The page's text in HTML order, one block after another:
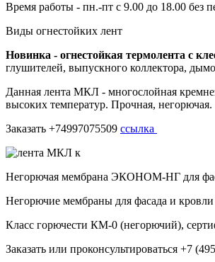
Время работы - пн.-пт с 9.00 до 18.00 без
Виды огнестойких лент
Новинка - огнестойкая термолента с
глушителей, выпускного коллектора,
Данная лента МКЛ - многослойная
высоких температур. Прочная, негорючая.
Заказать +74997075509 ссылка
Негорючая мембрана ЭКОНОМ-НГ для
Негорючие мембраны для фасада и
Класс горючести КМ-0 (негорючий),
Заказать или проконсультироваться +7